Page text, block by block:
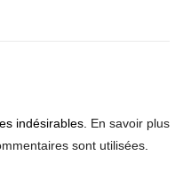
indésirables. En savoir plus
sont utilisées